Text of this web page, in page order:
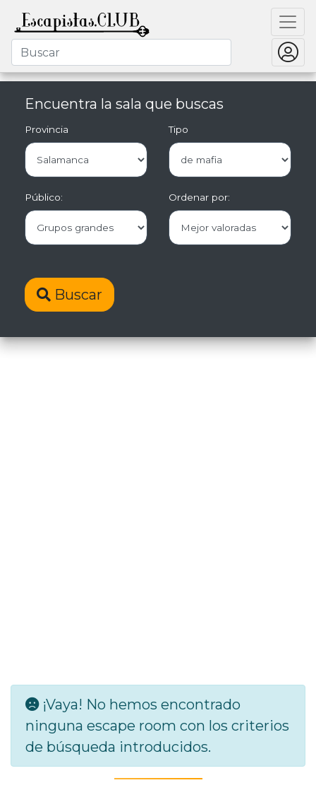
Encuentra la sala que buscas
Provincia Tipo
Público: Ordenar por:
Buscar
¡Vaya! No hemos encontrado
ninguna escape room con los criterios
de búsqueda introducidos.